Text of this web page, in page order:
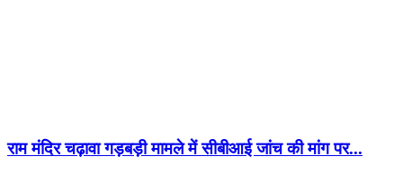
राम मंदिर चढ़ावा गड़बड़ी मामले में सीबीआई जांच की मांग पर...